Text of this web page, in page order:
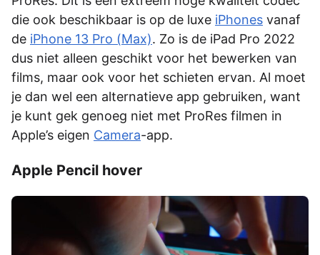
die ook beschikbaar is op de luxe iPhones vanaf
de iPhone 13 Pro (Max). Zo is de iPad Pro 2022
dus niet alleen geschikt voor het bewerken van
films, maar ook voor het schieten ervan. Al moet
je dan wel een alternatieve app gebruiken, want
je kunt gek genoeg niet met ProRes filmen in
Apple’s eigen Camera-app.
Apple Pencil hover